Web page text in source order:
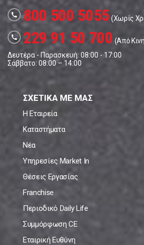
call 800 500 5055(Χωρίς
call 229 91 50 700 (Από
Δευτέρα - Παρασκευή: 08:00 - 17:00
Σάββατο: 08:00 – 14:00
ΣΧΕΤΙΚΑ ΜΕ ΜΑΣ
Η Εταιρεία
Καταστήματα
Νέα
Υπηρεσίες Market In
Θέσεις Εργασίας
Franchise
Περιοδικό Daily Life
Συμμόρφωση CE
Εταιρική Ευθύνη